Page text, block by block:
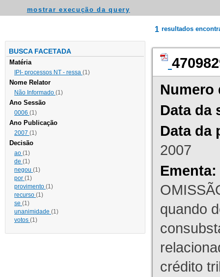
mostrar execução da query
BUSCA FACETADA
Matéria
IPI- processos NT - ressa (1)
Nome Relator
Não Informado (1)
Ano Sessão
0006 (1)
Ano Publicação
2007 (1)
Decisão
ao (1)
de (1)
negou (1)
por (1)
provimento (1)
recurso (1)
se (1)
unanimidade (1)
votos (1)
1 resultados
Numero
Data da
Data da
2007
Ementa:
quando
crédito